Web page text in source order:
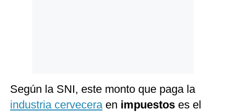
Según la SNI, este monto que paga la
industria cerveceraen impuestos es el